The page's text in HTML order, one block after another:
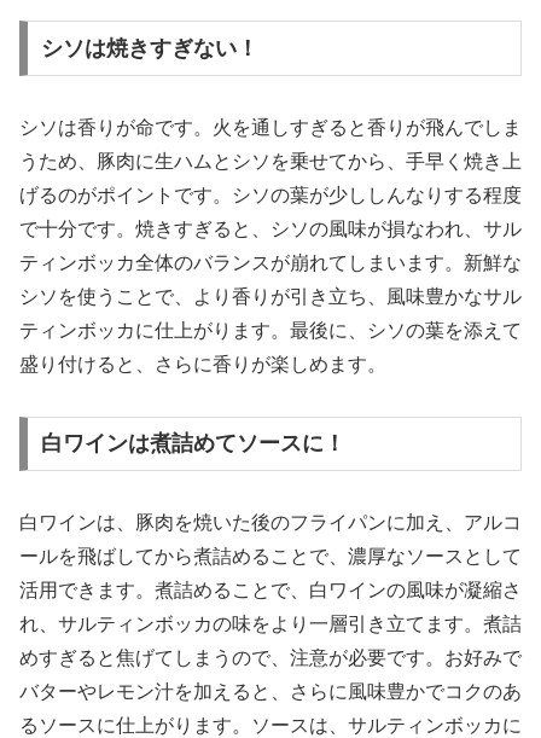
シソは焼きすぎない！
シソは香りが命です。火を通しすぎると香りが飛んでしま
うため、豚肉に生ハムとシソを乗せてから、手早く焼き上
げるのがポイントです。シソの葉が少ししんなりする程度
で十分です。焼きすぎると、シソの風味が損なわれ、サル
ティンボッカ全体のバランスが崩れてしまいます。新鮮な
シソを使うことで、より香りが引き立ち、風味豊かなサル
ティンボッカに仕上がります。最後に、シソの葉を添えて
盛り付けると、さらに香りが楽しめます。
白ワインは煮詰めてソースに！
白ワインは、豚肉を焼いた後のフライパンに加え、アルコ
ールを飛ばしてから煮詰めることで、濃厚なソースとして
活用できます。煮詰めることで、白ワインの風味が凝縮さ
れ、サルティンボッカの味をより一層引き立てます。煮詰
めすぎると焦げてしまうので、注意が必要です。お好みで
バターやレモン汁を加えると、さらに風味豊かでコクのあ
るソースに仕上がります。ソースは、サルティンボッカに